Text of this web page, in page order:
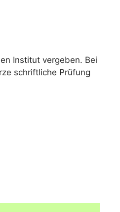
Institut vergeben. Bei
schriftliche Prüfung